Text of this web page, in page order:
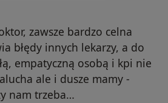
zawsze bardzo celna
błędy innych lekarzy, a do
empatyczną osobą i kpi nie
ale i dusze mamy -
nam trzeba…